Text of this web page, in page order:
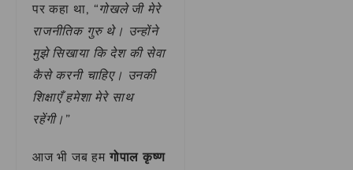
पर कहा था, “गोखले जी मेरे
राजनीतिक गुरु थे। उन्होंने
मुझे सिखाया कि देश की सेवा
कैसे करनी चाहिए। उनकी
शिक्षाएँ हमेशा मेरे साथ
रहेंगी।”
आज भी जब हम गोपाल कृष्ण